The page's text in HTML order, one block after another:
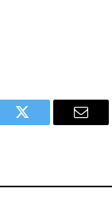
Twitter